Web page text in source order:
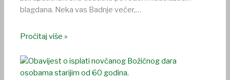
blagdana. Neka vas Badnje večer,…
Pročitaj više »